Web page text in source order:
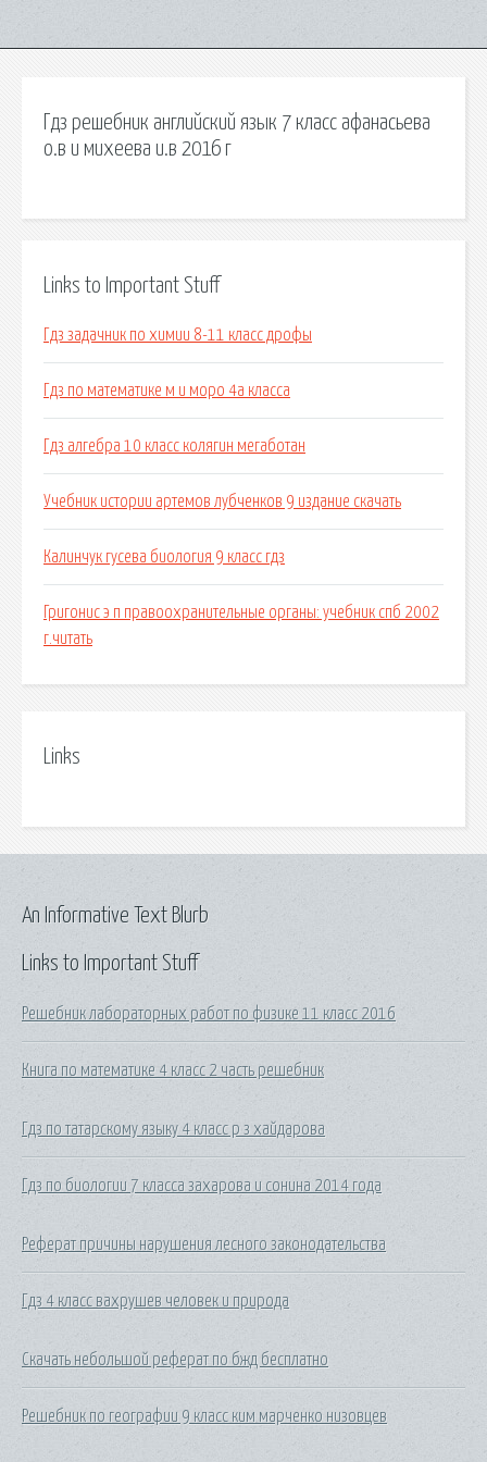
Гдз решебник английский язык 7 класс афанасьева
о.в и михеева и.в 2016 г
Links to Important Stuff
Гдз задачник по химии 8-11 класс дрофы
Гдз по математике м и моро 4а класса
Гдз алгебра 10 класс колягин мегаботан
Учебник истории артемов лубченков 9 издание скачать
Калинчук гусева биология 9 класс гдз
Григонис э п правоохранительные органы: учебник спб 2002
г.читать
Links
Links to Important Stuff
Решебник лабораторных работ по физике 11 класс 2016
Книга по математике 4 класс 2 часть решебник
Гдз по татарскому языку 4 класс р з хайдарова
Гдз по биологии 7 класса захарова и сонина 2014 года
Реферат причины нарушения лесного законодательства
Гдз 4 класс вахрушев человек и природа
Скачать небольшой реферат по бжд бесплатно
Решебник по географии 9 класс ким марченко низовцев
An Informative Text Blurb